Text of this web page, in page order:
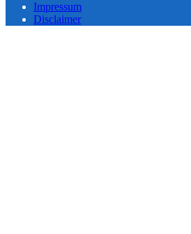
Impressum
Disclaimer